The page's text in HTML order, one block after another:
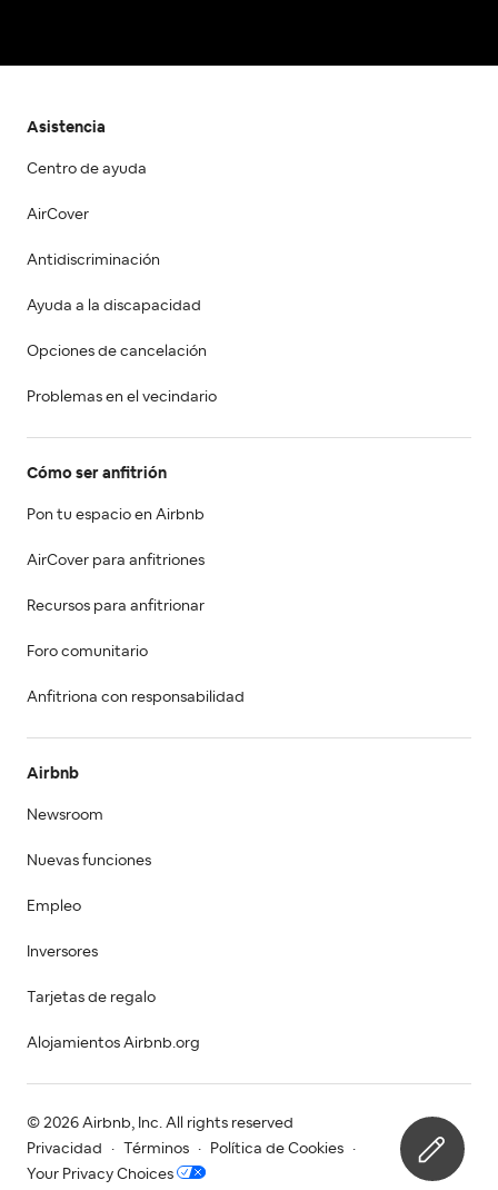
Asistencia
Centro de ayuda
AirCover
Antidiscriminación
Ayuda a la discapacidad
Opciones de cancelación
Problemas en el vecindario
Cómo ser anfitrión
Pon tu espacio en Airbnb
AirCover para anfitriones
Recursos para anfitrionar
Foro comunitario
Anfitriona con responsabilidad
Airbnb
Newsroom
Nuevas funciones
Empleo
Inversores
Tarjetas de regalo
Alojamientos Airbnb.org
© 2026 Airbnb, Inc. All rights reserved
Privacidad
· Términos · Política de Cookies
·
Your Privacy Choices